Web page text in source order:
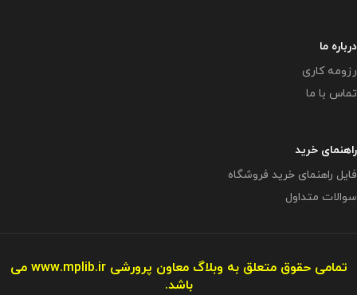
درباره ما
رزومه کاری
تماس با ما
راهنمای خرید
فایل راهنمای خرید فروشگاه
سوالات متداول
تمامی حقوق متعلق به وبلاگ معاون پرورشیwww.mplib.ir می
باشد.